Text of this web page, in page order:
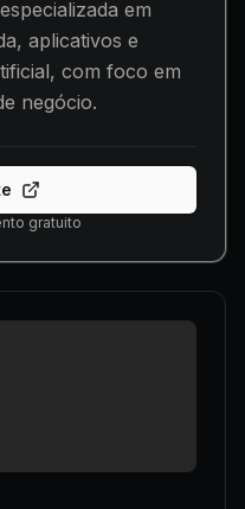
em
aplicativos e
com foco em
negócio.
gratuito